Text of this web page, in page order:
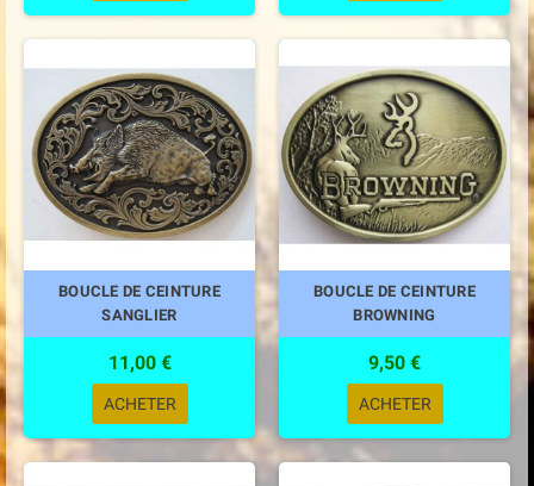
BOUCLE DE CEINTURE
SANGLIER
11,00 €
ACHETER
BOUCLE DE CEINTURE
BROWNING
9,50 €
ACHETER